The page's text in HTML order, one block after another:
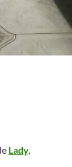
Lady,